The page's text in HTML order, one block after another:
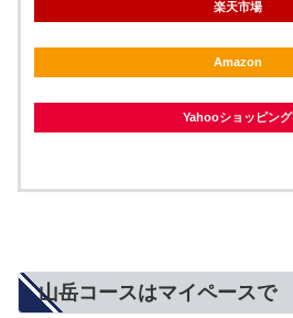
楽天市場
Amazon
Yahooショッピング
山岳コースはマイペースで